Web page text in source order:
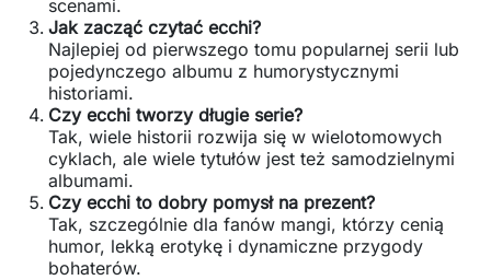
scenami.
Jak zacząć czytać ecchi?
Najlepiej od pierwszego tomu popularnej serii lub
pojedynczego albumu z humorystycznymi
historiami.
Czy ecchi tworzy długie serie?
Tak, wiele historii rozwija się w wielotomowych
cyklach, ale wiele tytułów jest też samodzielnymi
albumami.
Czy ecchi to dobry pomysł na prezent?
Tak, szczególnie dla fanów mangi, którzy cenią
humor, lekką erotykę i dynamiczne przygody
bohaterów.